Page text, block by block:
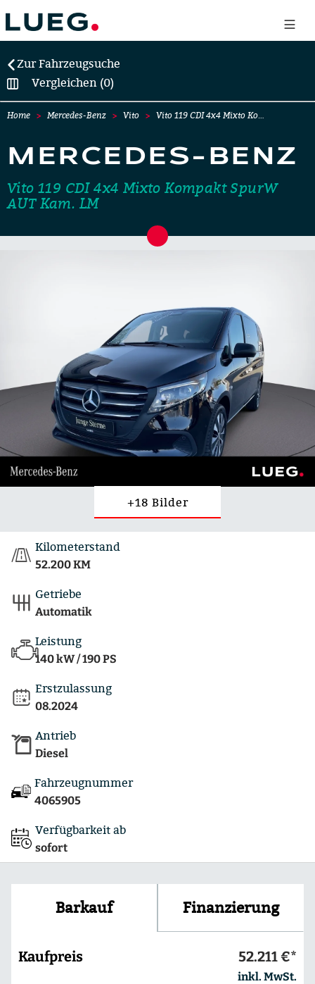
Zur Fahrzeugsuche
Vergleichen (0)
Home Mercedes-Benz Vito Vito 119 CDI 4x4 Mixto Ko…
MERCEDES-BENZ
Vito 119 CDI 4x4 Mixto Kompakt SpurW
AUT Kam. LM
+18 Bilder
Kilometerstand
52.200 KM
Getriebe
Automatik
Leistung
140 kW / 190 PS
Erstzulassung
08.2024
Antrieb
Diesel
Fahrzeugnummer
4065905
Verfügbarkeit ab
sofort
Barkauf Finanzierung
Kaufpreis 52.211 €*
inkl. MwSt.